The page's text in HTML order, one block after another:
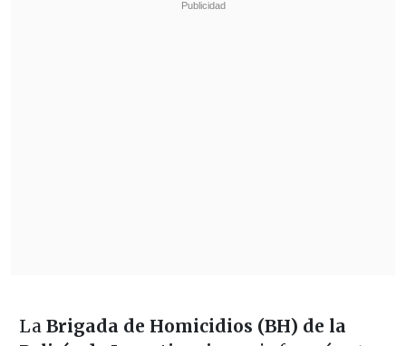
La Brigada de Homicidios (BH) de la